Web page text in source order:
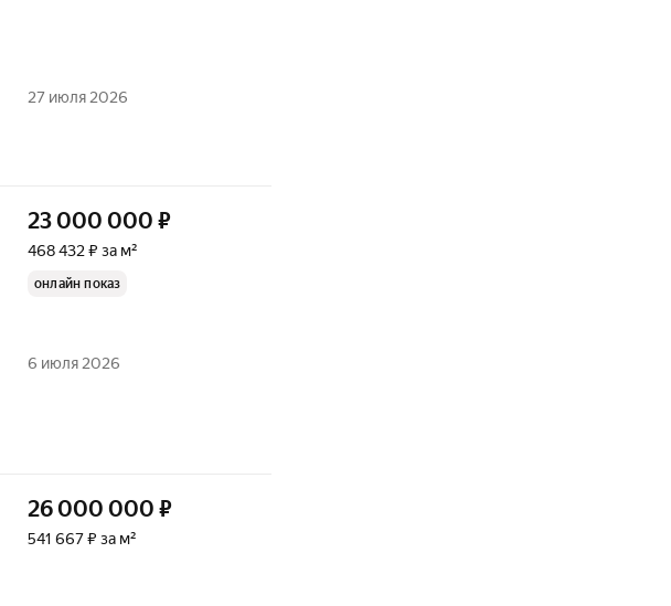
27 июля 2026
23 000 000 ₽
468 432 ₽ за м²
онлайн показ
6 июля 2026
26 000 000 ₽
541 667 ₽ за м²